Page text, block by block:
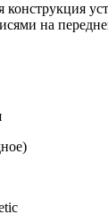
на